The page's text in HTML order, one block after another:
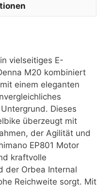
vielseitiges E-
M20 kombiniert
einem eleganten
Dieses
überzeugt mit
der Agilität und
EP801 Motor
kraftvolle
der Orbea Internal
Reichweite sorgt. Mit